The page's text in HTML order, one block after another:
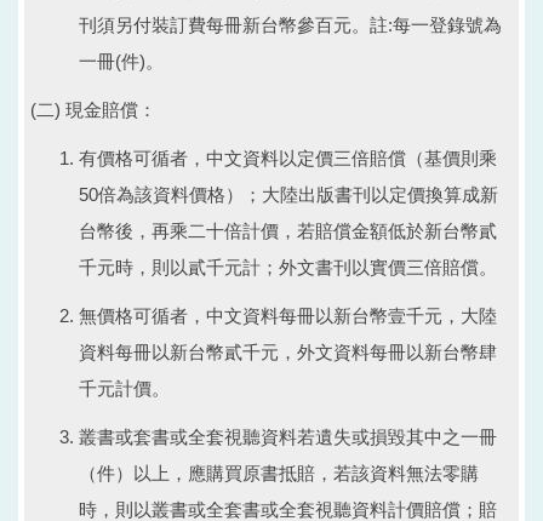
刊須另付裝訂費每冊新台幣參百元。註:每一登錄號為
一冊(件)。
(二) 現金賠償：
有價格可循者，中文資料以定價三倍賠償（基價則乘
50倍為該資料價格）；大陸出版書刊以定價換算成新
台幣後，再乘二十倍計價，若賠償金額低於新台幣貳
千元時，則以貳千元計；外文書刊以實價三倍賠償。
無價格可循者，中文資料每冊以新台幣壹千元，大陸
資料每冊以新台幣貳千元，外文資料每冊以新台幣肆
千元計價。
叢書或套書或全套視聽資料若遺失或損毀其中之一冊
（件）以上，應購買原書抵賠，若該資料無法零購
時，則以叢書或全套書或全套視聽資料計價賠償；賠